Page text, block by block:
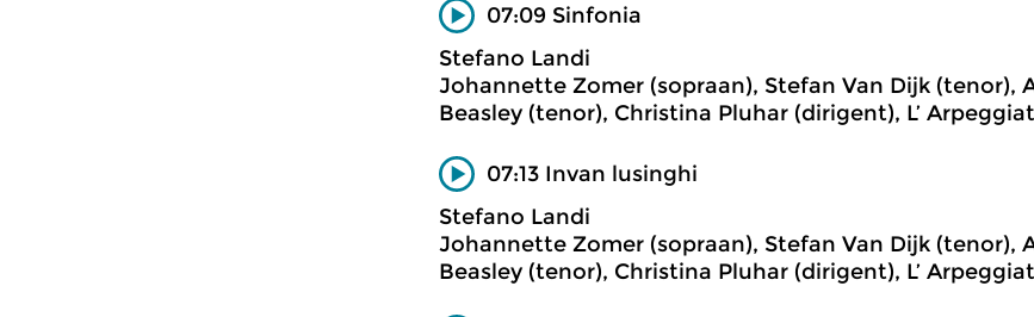
07:09 Sinfonia
Stefano Landi
Johannette Zomer (sopraan), Stefan Van Dijk (tenor),
Beasley (tenor), Christina Pluhar (dirigent), L’
07:13 Invan lusinghi
Stefano Landi
Johannette Zomer (sopraan), Stefan Van Dijk (tenor),
Beasley (tenor), Christina Pluhar (dirigent), L’